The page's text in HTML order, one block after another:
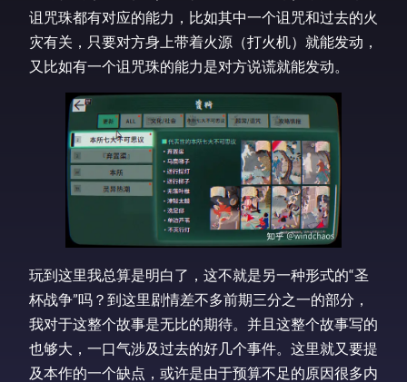
诅咒珠都有对应的能力，比如其中一个诅咒和过去的火
灾有关，只要对方身上带着火源（打火机）就能发动，
又比如有一个诅咒珠的能力是对方说谎就能发动。
玩到这里我总算是明白了，这不就是另一种形式的“圣
杯战争”吗？到这里剧情差不多前期三分之一的部分，
我对于这整个故事是无比的期待。并且这整个故事写的
也够大，一口气涉及过去的好几个事件。这里就又要提
及本作的一个缺点，或许是由于预算不足的原因很多内